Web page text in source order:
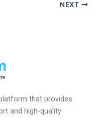
NEXT
that provides
and high-quality